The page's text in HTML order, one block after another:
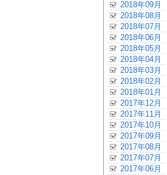
2018年09月
2018年08月
2018年07月
2018年06月
2018年05月
2018年04月
2018年03月
2018年02月
2018年01月
2017年12月
2017年11月
2017年10月
2017年09月
2017年08月
2017年07月
2017年06月